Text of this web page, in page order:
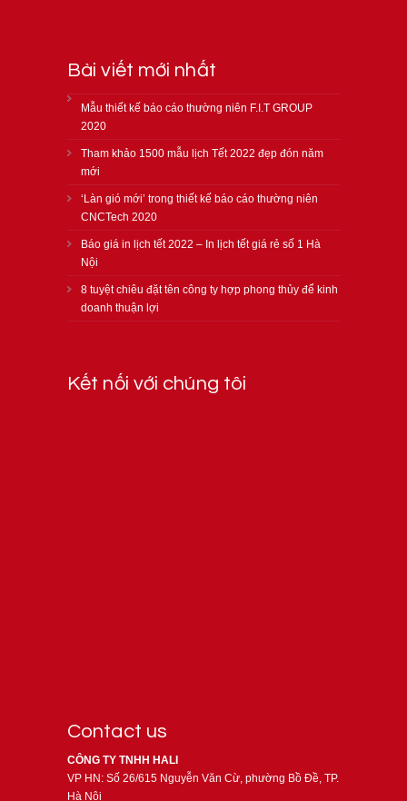
Bài viết mới nhất
Mẫu thiết kế báo cáo thường niên F.I.T GROUP
2020
Tham khảo 1500 mẫu lịch Tết 2022 đẹp đón năm
mới
‘Làn gió mới’ trong thiết kế báo cáo thường niên
CNCTech 2020
Báo giá in lịch tết 2022 – In lịch tết giá rẻ số 1 Hà
Nội
8 tuyệt chiêu đặt tên công ty hợp phong thủy để kinh
doanh thuận lợi
Kết nối với chúng tôi
Contact us
CÔNG TY TNHH HALI
VP HN: Số 26/615 Nguyễn Văn Cừ, phường Bồ Đề, TP.
Hà Nội